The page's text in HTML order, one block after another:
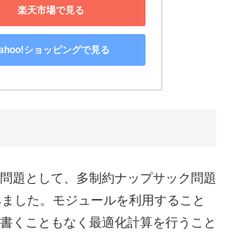
楽天市場で見る
ショッピングで見る
題として、多制約ナップサック問題
した。モジュールを利用すること
くこともなく最適化計算を行うこと